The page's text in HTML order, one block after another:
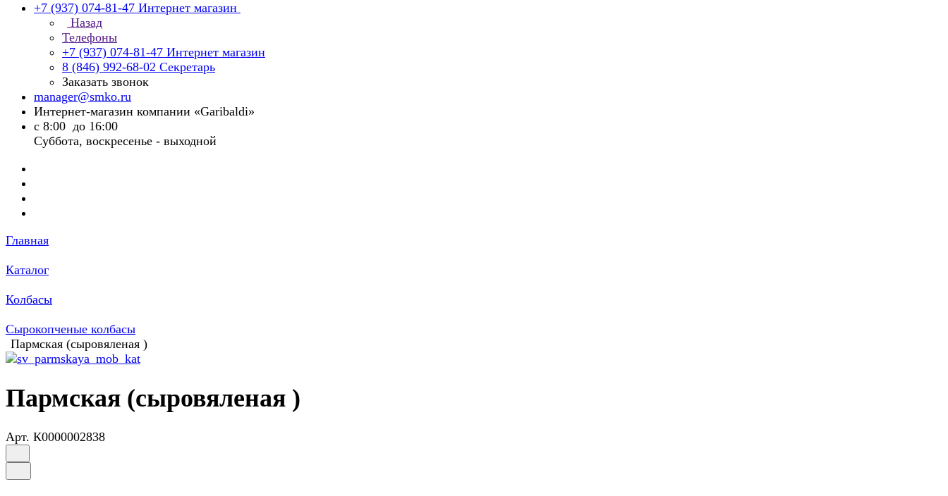
+7 (937) 074-81-47 Интернет магазин
Назад
Телефоны
+7 (937) 074-81-47 Интернет магазин
8 (846) 992-68-02 Секретарь
Заказать звонок
manager@smko.ru
Интернет-магазин компании «Garibaldi»
с 8:00 до 16:00
Суббота, воскресенье - выходной
Главная
Каталог
Колбасы
Сырокопченые колбасы
Пармская (сыровяленая )
Пармская (сыровяленая )
Арт. К0000002838